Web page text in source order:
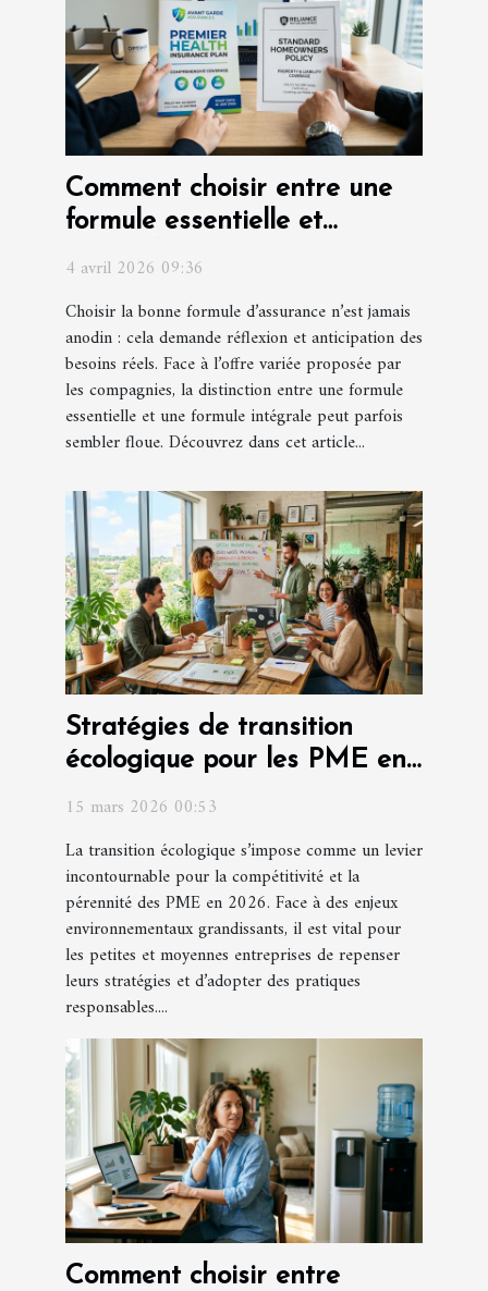
Comment choisir entre une
formule essentielle et
4 avril 2026 09:36
Choisir la bonne formule d’assurance n’est jamais
anodin : cela demande réflexion et anticipation des
besoins réels. Face à l’offre variée proposée par
les compagnies, la distinction entre une formule
essentielle et une formule intégrale peut parfois
sembler floue. Découvrez dans cet article...
Stratégies de transition
écologique pour les PME en
15 mars 2026 00:53
La transition écologique s’impose comme un levier
incontournable pour la compétitivité et la
pérennité des PME en 2026. Face à des enjeux
environnementaux grandissants, il est vital pour
les petites et moyennes entreprises de repenser
leurs stratégies et d’adopter des pratiques
responsables....
Comment choisir entre